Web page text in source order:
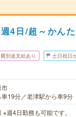
4日/超～かん
別途支給あり 土日祝日
市
19分／老津駅から車9分
※週4日勤務も可能です。